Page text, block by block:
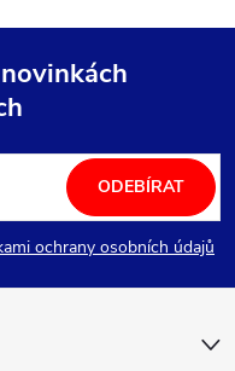
ochrany osobních údajů
ODEBÍRAT